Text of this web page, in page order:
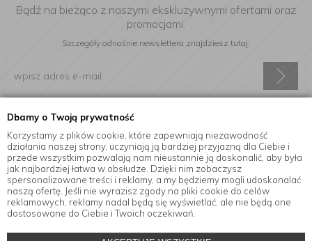
Dbamy o Twoją prywatność
Korzystamy z plików cookie, które zapewniają niezawodność
działania naszej strony, uczyniają ją bardziej przyjazną dla Ciebie i
przede wszystkim pozwalają nam nieustannie ją doskonalić, aby była
jak najbardziej łatwa w obsłudze. Dzięki nim zobaczysz
spersonalizowane treści i reklamy, a my będziemy mogli udoskonalać
naszą ofertę. Jeśli nie wyrazisz zgody na pliki cookie do celów
reklamowych, reklamy nadal będą się wyświetlać, ale nie będą one
dostosowane do Ciebie i Twoich oczekiwań.
Bądź na bieżąco z naszymi ekskluzywnymi ofertami oraz
promocjami.
Szczegóły odnośnie newslettera znajdziesz tutaj.
Wyrażam zgodę na otrzymywanie informacji handlowej drogą
elektroniczną na podany adres e-mail.
Informacje